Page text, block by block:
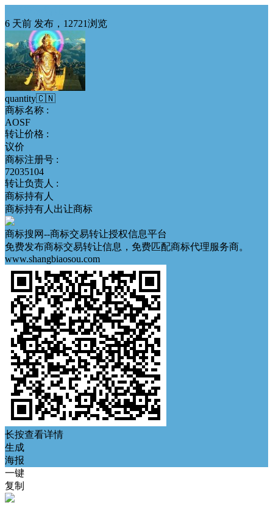
6 天前 发布，12721浏览
quantity🇨🇳
商标名称 :
AOSF
转让价格 :
议价
商标注册号 :
72035104
转让负责人 :
商标持有人
商标持有人出让商标
商标搜网--商标交易转让授权信息平台
免费发布商标交易转让信息，免费匹配商标代理服务商。
www.shangbiaosou.com
长按查看详情
生成
海报
一键
复制